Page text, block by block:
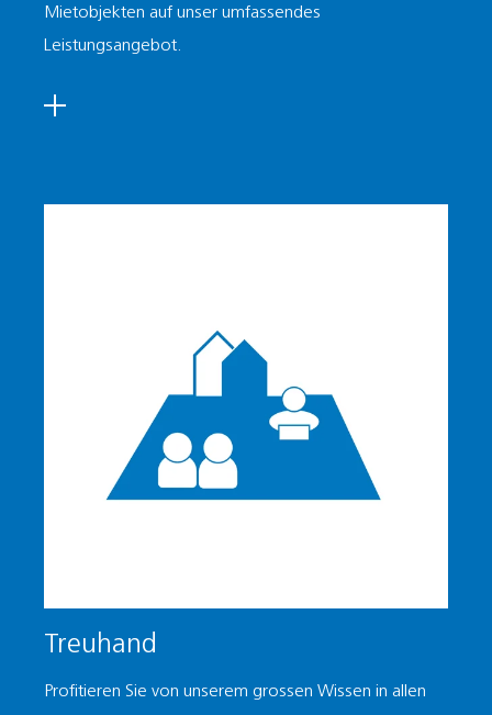
Mietobjekten auf unser umfassendes
Leistungsangebot.
Treuhand
Profitieren Sie von unserem grossen Wissen in allen